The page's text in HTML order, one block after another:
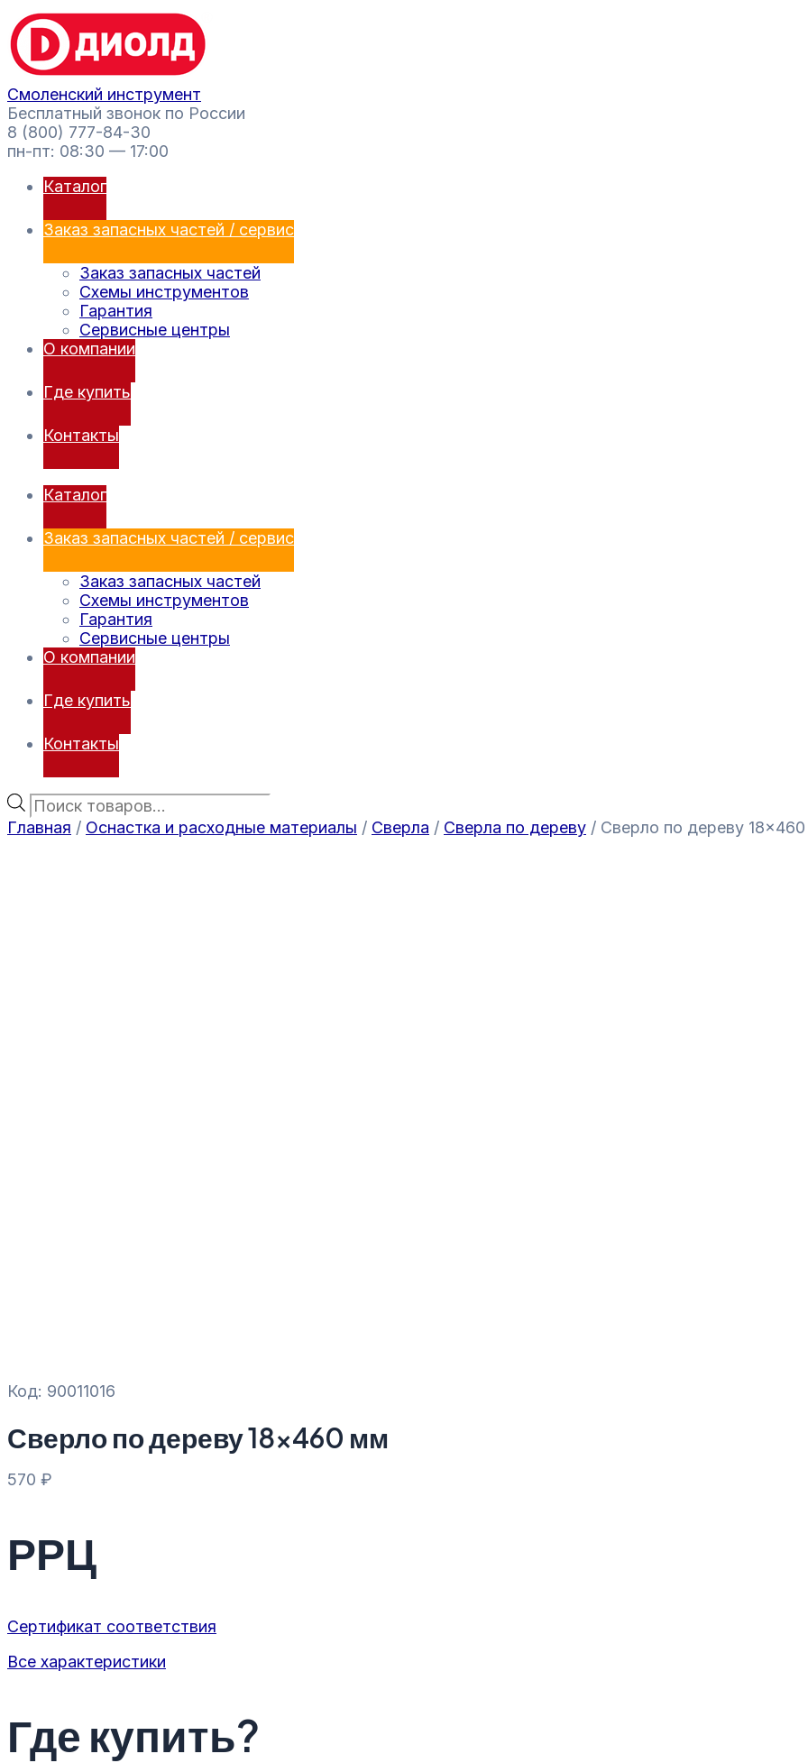
Перейти
к
содержимому
Смоленский инструмент
Бесплатный звонок по России
8 (800) 777-84-30
пн-пт: 08:30 — 17:00
Каталог
Заказ запасных частей / сервис
Заказ запасных частей
Схемы инструментов
Гарантия
Сервисные центры
О компании
Где купить
Контакты
Каталог
Заказ запасных частей / сервис
Заказ запасных частей
Схемы инструментов
Гарантия
Сервисные центры
О компании
Где купить
Контакты
Поиск
товаров
Главная / Оснастка и расходные материалы / Сверла / Сверла по дереву / Сверло по дереву
Код: 90011016
Сверло по дереву 18×460 мм
570 ₽
РРЦ
Сертификат соответствия
Все характеристики
Где купить?